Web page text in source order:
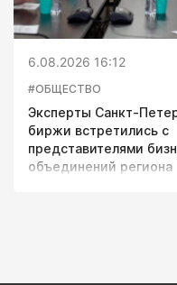
6.08.2026 16:12
#ОБЩЕСТВО
Эксперты Санкт-
биржи встретились с
представителями
объединений региона